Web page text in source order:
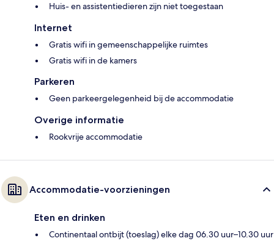
Huis- en assistentiedieren zijn niet toegestaan
Internet
Gratis wifi in gemeenschappelijke ruimtes
Gratis wifi in de kamers
Parkeren
Geen parkeergelegenheid bij de accommodatie
Overige informatie
Rookvrije accommodatie
Accommodatie-voorzieningen
Eten en drinken
Continentaal ontbijt (toeslag) elke dag 06.30 uur–10.30 uur